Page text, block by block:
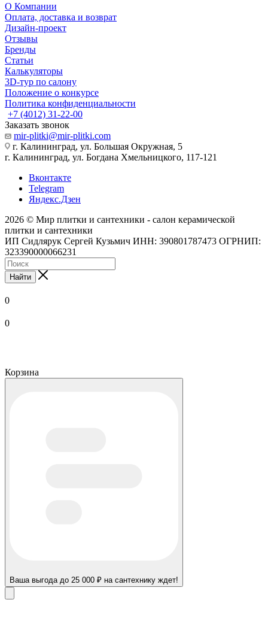
О Компании
Оплата, доставка и возврат
Дизайн-проект
Отзывы
Бренды
Статьи
Калькуляторы
3D-тур по салону
Положение о конкурсе
Политика конфиденциальности
+7 (4012) 31-22-00
Заказать звонок
mir-plitki@mir-plitki.com
г. Калининград, ул. Большая Окружная, 5
г. Калининград, ул. Богдана Хмельницкого, 117-121
Вконтакте
Telegram
Яндекс.Дзен
2026 © Мир плитки и сантехники - салон керамической
плитки и сантехники
ИП Сидлярук Сергей Кузьмич ИНН: 390801787473 ОГРНИП:
323390000066231
Найти
0
0
Корзина
Ваша выгода до 25 000 ₽ на сантехнику ждет!